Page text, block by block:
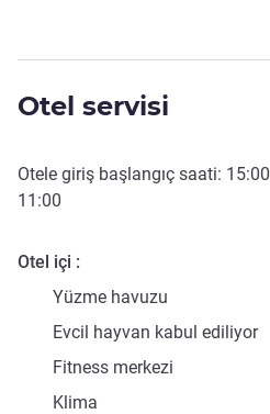
Otel servisi
Otele giriş başlangıç saati: 15:00
11:00
Otel içi
Yüzme havuzu
Evcil hayvan kabul ediliyor
Fitness merkezi
Klima